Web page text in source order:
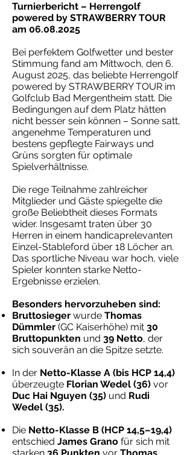
Turnierbericht – Herrengolf
powered by STRAWBERRY TOUR
am 06.08.2025
Bei perfektem Golfwetter und bester
Stimmung fand am Mittwoch, den 6.
August 2025, das beliebte Herrengolf
powered by STRAWBERRY TOUR im
Golfclub Bad Mergentheim statt. Die
Bedingungen auf dem Platz hätten
nicht besser sein können – Sonne satt,
angenehme Temperaturen und
bestens gepflegte Fairways und
Grüns sorgten für optimale
Spielverhältnisse.
Die rege Teilnahme zahlreicher
Mitglieder und Gäste spiegelte die
große Beliebtheit dieses Formats
wider. Insgesamt traten über 30
Herren in einem handicaprelevanten
Einzel-Stableford über 18 Löcher an.
Das sportliche Niveau war hoch, viele
Spieler konnten starke Netto-
Ergebnisse erzielen.
Besonders hervorzuheben sind:
Bruttosieger wurde Thomas
Dümmler (GC Kaiserhöhe) mit 30
Bruttopunkten und 39 Netto, der
sich souverän an die Spitze setzte.
In der Netto-Klasse A (bis HCP 14,4)
überzeugte Florian Wedel (36) vor
Duc Hai Nguyen (35) und Rudi
Wedel (35).
Die Netto-Klasse B (HCP 14,5–19,4)
entschied James Grano für sich mit